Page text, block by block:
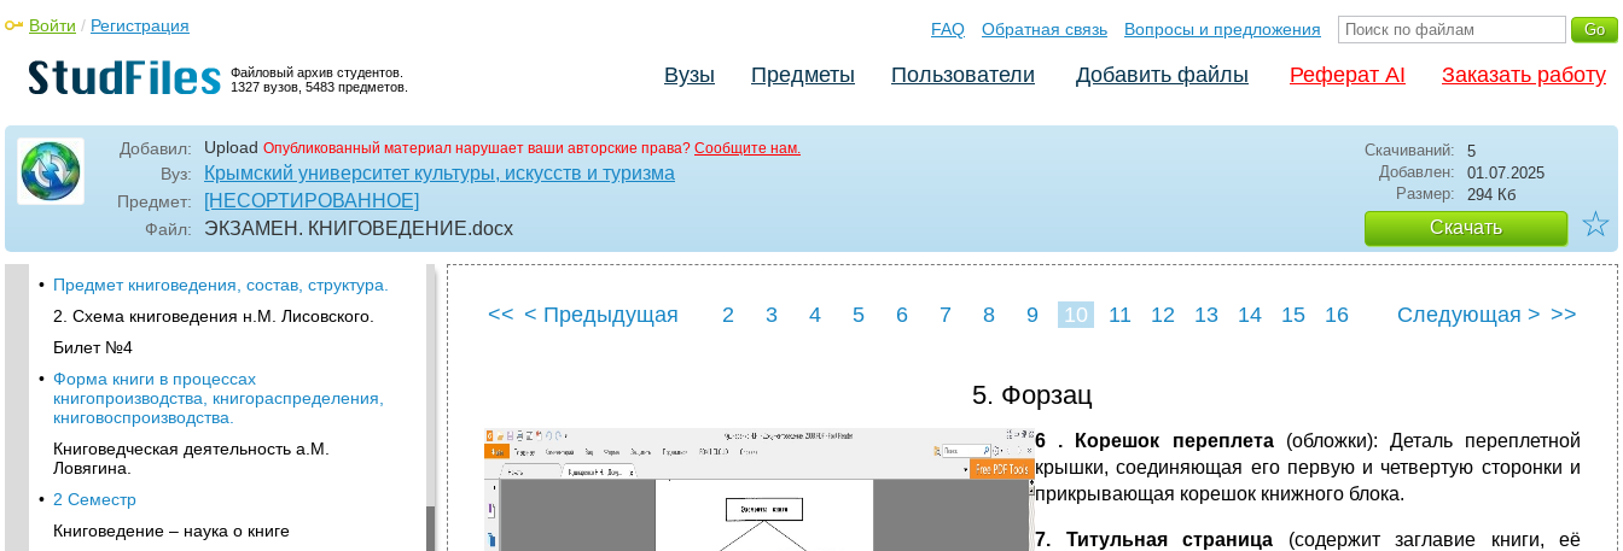
Файловый архив студентов.
1327 вузов, 5483 предметов.
Войти / Регистрация FAQ Обратная связь Вопросы и предложения
Вузы Предметы Пользователи Добавить файлы Реферат AI Заказать работу
Добавил: Upload Опубликованный материал нарушает ваши авторские права? Сообщите нам.
Вуз: Крымский университет культуры, искусств и туризма
Предмет: [НЕСОРТИРОВАННОЕ]
Файл: ЭКЗАМЕН. КНИГОВЕДЕНИЕ.docx
Скачиваний:
5
Добавлен:
01.07.2025
Размер:
294 Кб
Скачать ☆
Русское библиографическое общество.
• Билет № 2
(1899-1931)
Система типологического книговедческого
метода
2. Книговедческая деятельность н.М.
Лисовского.
• Предмет книговедения, состав, структура.
2. Схема книговедения н.М. Лисовского.
Билет №4
• Форма книги в процессах
книгопроизводства, книгораспределения,
книговоспроизводства.
Книговедческая деятельность а.М.
Ловягина.
• 2 Семестр
Книговедение – наука о книге
<< < Предыдущая 2 3 4 5 6 7 8 9 10 11 12 13 14 15 16 Следующая > >>
5. Форзац
6 . Корешок переплета(обложки): Деталь переплетной
крышки, соединяющая его первую и четвертую сторонки и
прикрывающая корешок книжного блока.
7. Титульная страница (содержит заглавие книги, её